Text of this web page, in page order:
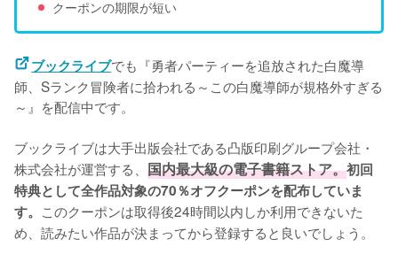
クーポンの期限が短い
ブックライブでも『勇者パーティーを追放された白魔導
師、Sランク冒険者に拾われる～この白魔導師が規格外すぎる
～』を配信中です。
ブックライブは大手出版会社である凸版印刷グループ会社・
株式会社が運営する、 国内最大級の電子書籍ストア。初回
特典として全作品対象の70％オフクーポンを配布していま
す。 このクーポンは取得後24時間以内しか利用できないた
め、読みたい作品が決まってから登録すると良いでしょう。